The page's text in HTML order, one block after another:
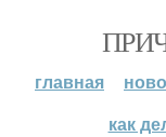
главная
как